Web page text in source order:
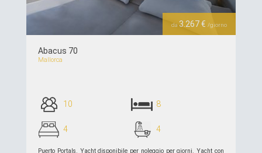
da 3.267 € /giorno
Abacus 70
Mallorca
10 8
4 4
Puerto Portals. Yacht disponibile per noleggio per giorni. Yacht con